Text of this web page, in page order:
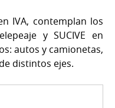
IVA, contemplan los
y SUCIVE en
autos y camionetas,
distintos ejes.